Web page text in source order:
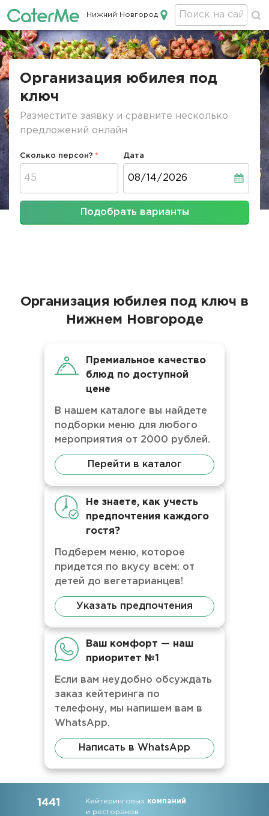
Кейтеринг в Нижнем Новгороде
Нижний Новгород
Строка
Организация юбилея под
ключ
Разместите заявку и сравните несколько
предложений онлайн
Сколько персон? Дата
Подобрать варианты
Организация юбилея под ключ в
Нижнем Новгороде
Премиальное качество
блюд по доступной
цене
В нашем каталоге вы найдете
подборки меню для любого
мероприятия от 2000 рублей.
Перейти в каталог
Не знаете, как учесть
предпочтения каждого
гостя?
Подберем меню, которое
придется по вкусу всем: от
детей до вегетарианцев!
Указать предпочтения
Ваш комфорт — наш
приоритет №1
Если вам неудобно обсуждать
заказ кейтеринга по
телефону, мы напишем вам в
WhatsApp.
Написать в WhatsApp
1441 Кейтеринговых компаний
и ресторанов